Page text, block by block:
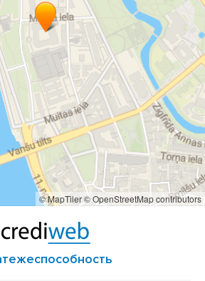
брови
перманентные губы
перманентного грима
микропигментации
© MapTiler© OpenStreetMap contributors